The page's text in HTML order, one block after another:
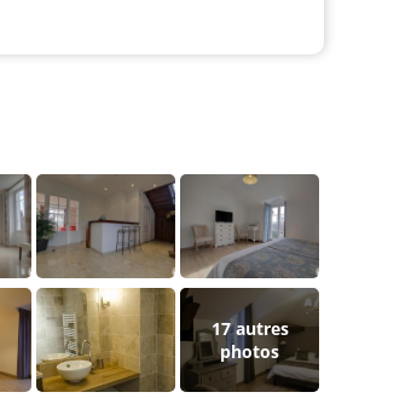
17autres
photos